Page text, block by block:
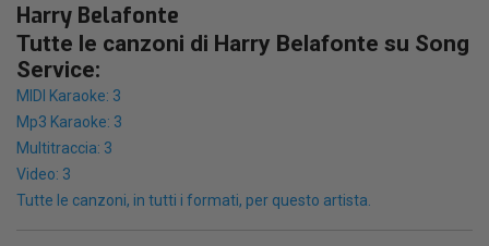
Harry Belafonte
Tutte le canzoni di Harry Belafonte su Song
Service:
MIDI Karaoke: 3
Mp3 Karaoke: 3
Multitraccia: 3
Video: 3
Tutte le canzoni, in tutti i formati, per questo artista.